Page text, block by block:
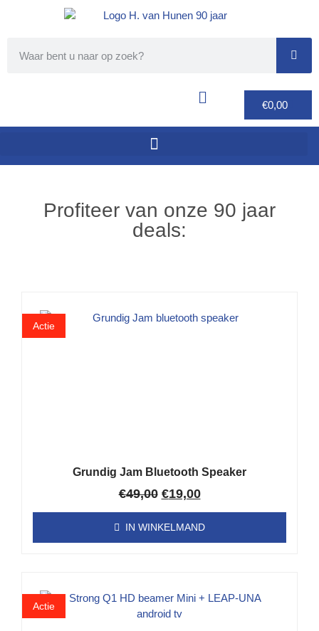
€0,00
Profiteer van onze 90 jaar
deals:
Grundig Jam Bluetooth Speaker
Actie
€49,00 €19,00
IN WINKELMAND
Actie